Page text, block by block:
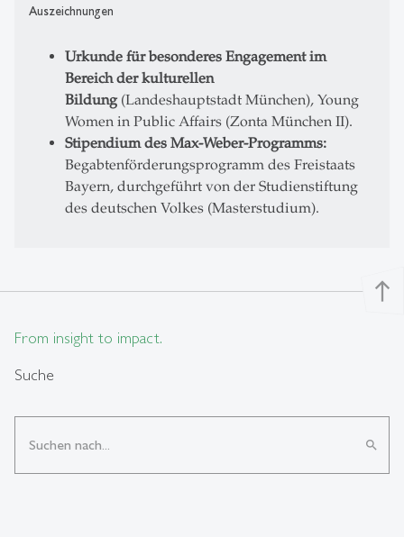
Auszeichnungen
Urkunde für besonderes Engagement im
Bereich der kulturellen
Bildung(Landeshauptstadt München), Young
Women in Public Affairs (Zonta München II).
Stipendium des Max-Weber-Programms:
Begabtenförderungsprogramm des Freistaats
Bayern, durchgeführt von der Studienstiftung
des deutschen Volkes (Masterstudium).
north
From insight to impact.
Suche
search